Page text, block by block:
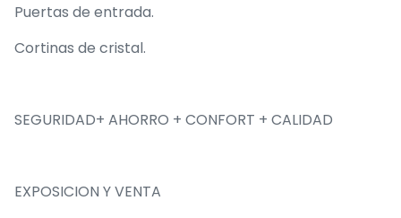
Puertas de entrada.
Cortinas de cristal.
SEGURIDAD+ AHORRO + CONFORT + CALIDAD
EXPOSICION Y VENTA